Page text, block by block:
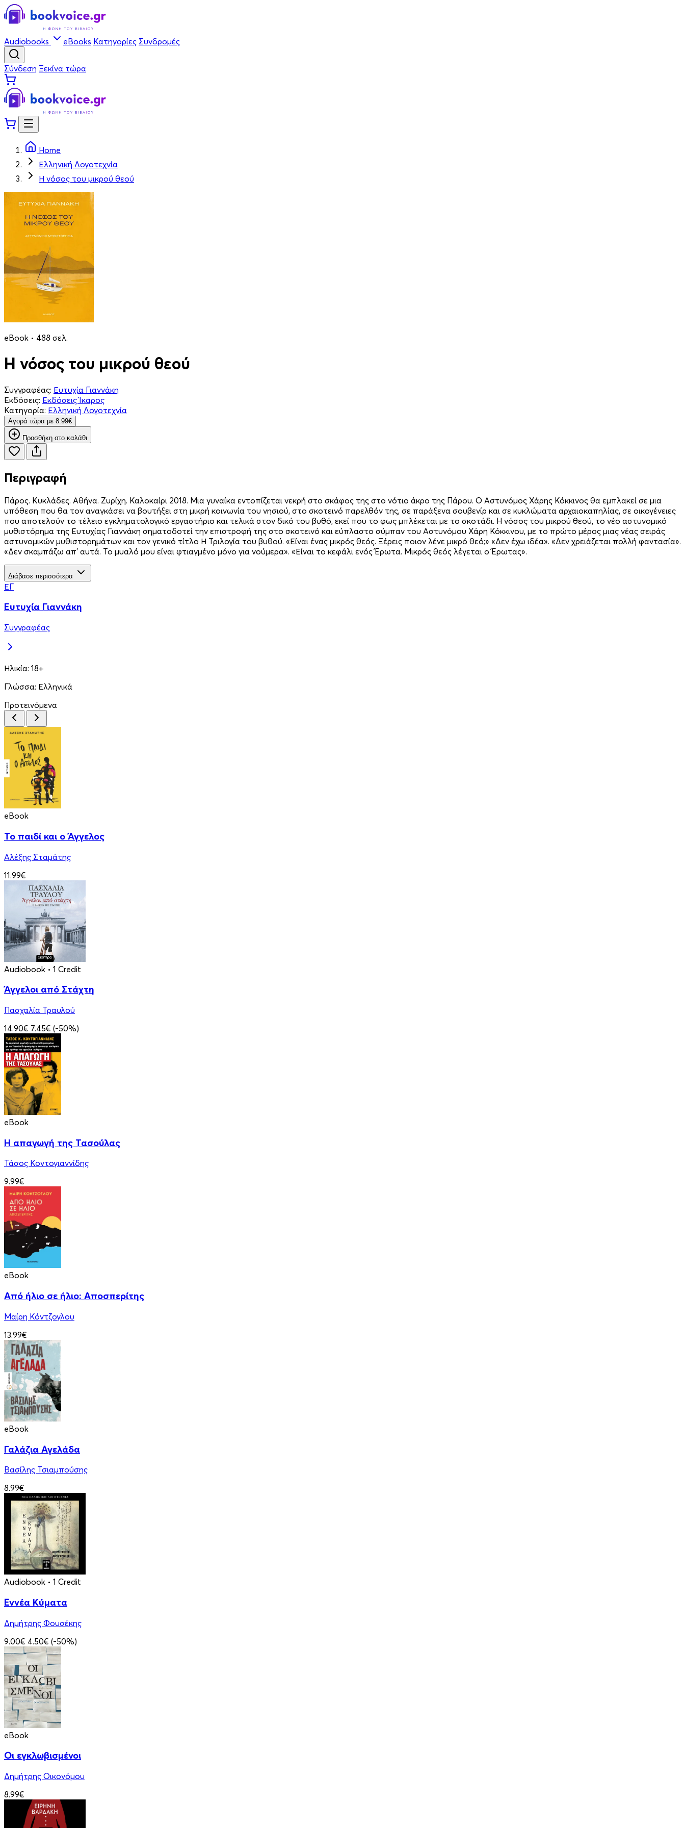
Audiobooks eBooks Κατηγορίες Συνδρομές
Σύνδεση Ξεκίνα τώρα
Home
Ελληνική Λογοτεχνία
Η νόσος του μικρού θεού
eBook • 488 σελ.
Η νόσος του μικρού θεού
Συγγραφέας: Ευτυχία Γιαννάκη
Εκδόσεις: Εκδόσεις Ίκαρος
Κατηγορία: Ελληνική Λογοτεχνία
Aγορά τώρα με 8.99€
Προσθήκη στο καλάθι
Περιγραφή
Πάρος. Κυκλάδες. Αθήνα. Ζυρίχη. Καλοκαίρι 2018. Μια γυναίκα εντοπίζεται νεκρή στο σκάφος της στο νότιο άκρο της Πάρου. Ο Αστυνόμος Χάρης Κόκκινος θα εμπλακεί σε μια
υπόθεση που θα τον αναγκάσει να βουτήξει στη μικρή κοινωνία του νησιού, στο σκοτεινό παρελθόν της, σε παράξενα σουβενίρ και σε κυκλώματα αρχαιοκαπηλίας, σε οικογένειες
που αποτελούν το τέλειο εγκληματολογικό εργαστήριο και τελικά στον δικό του βυθό, εκεί που το φως μπλέκεται με το σκοτάδι. H νόσος του μικρού θεού, το νέο αστυνομικό
μυθιστόρημα της Ευτυχίας Γιαννάκη σηματοδοτεί την επιστροφή της στο σκοτεινό και εύπλαστο σύμπαν του Αστυνόμου Χάρη Κόκκινου, με το πρώτο μέρος μιας νέας σειράς
αστυνομικών μυθιστορημάτων και τον γενικό τίτλο Η Τριλογία του βυθού. «Είναι ένας μικρός θεός. Ξέρεις ποιον λένε μικρό θεό;» «Δεν έχω ιδέα». «Δεν χρειάζεται πολλή φαντασία».
«Δεν σκαμπάζω απ’ αυτά. Το μυαλό μου είναι φτιαγμένο μόνο για νούμερα». «Είναι το κεφάλι ενός Έρωτα. Μικρός θεός λέγεται ο Έρωτας».
Διάβασε περισσότερα
ΕΓ
Ευτυχία Γιαννάκη
Συγγραφέας
Ηλικία: 18+
Γλώσσα: Ελληνικά
Προτεινόμενα
eBook
Το παιδί και ο Άγγελος
Αλέξης Σταμάτης
11.99€
Audiobook • 1 Credit
Άγγελοι από Στάχτη
Πασχαλία Τραυλού
14.90€ 7.45€ (-50%)
eBook
Η απαγωγή της Τασούλας
Τάσος Κοντογιαννίδης
9.99€
eBook
Από ήλιο σε ήλιο: Αποσπερίτης
Μαίρη Κόντζογλου
13.99€
eBook
Γαλάζια Αγελάδα
Βασίλης Τσιαμπούσης
8.99€
Audiobook • 1 Credit
Εννέα Κύματα
Δημήτρης Φουσέκης
9.00€ 4.50€ (-50%)
eBook
Οι εγκλωβισμένοι
Δημήτρης Οικονόμου
8.99€